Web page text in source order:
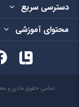
دسترسی سریع
محتوای آموزشی
تمامی حقوق مادی و